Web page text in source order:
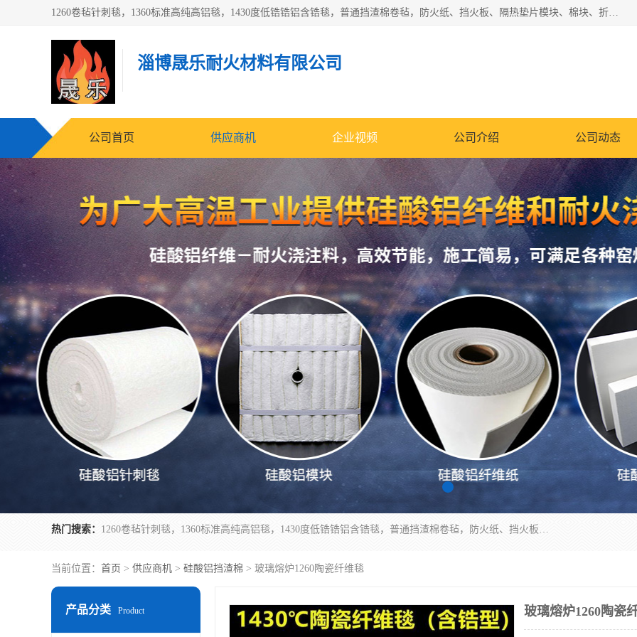
1260卷毡针刺毯，1360标准高纯高铝毯，1430度低锆锆铝含锆毯，普通挡渣棉卷毡，防火纸、挡火板、隔热垫片模块、棉块、折叠块、散棉高温固化剂价格规格密度多少钱图片视频立方平米参数指标
淄博晟乐耐火材料有限公司
公司首页 供应商机 企业视频 公司介绍 公司动态
热门搜索： 1260卷毡针刺毯，1360标准高纯高铝毯，1430度低锆锆铝含锆毯，普通挡渣棉卷毡，防火纸、挡火板、隔热垫片模块、棉块、折叠块、散棉高温固化剂价格规格密度多少钱图片视频立方平米参数指标
当前位置： 首页 > 供应商机 > 硅酸铝挡渣棉 > 玻璃熔炉1260陶瓷纤维毯
产品分类 Product 玻璃熔炉1260陶瓷